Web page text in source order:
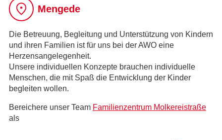
Mengede
Die Betreuung, Begleitung und Unterstützung von Kindern
und ihren Familien ist für uns bei der AWO eine
Herzensangelegenheit.
Unsere individuellen Konzepte brauchen individuelle
Menschen, die mit Spaß die Entwicklung der Kinder
begleiten wollen.
Bereichere unser Team Familienzentrum Molkereistraße
als